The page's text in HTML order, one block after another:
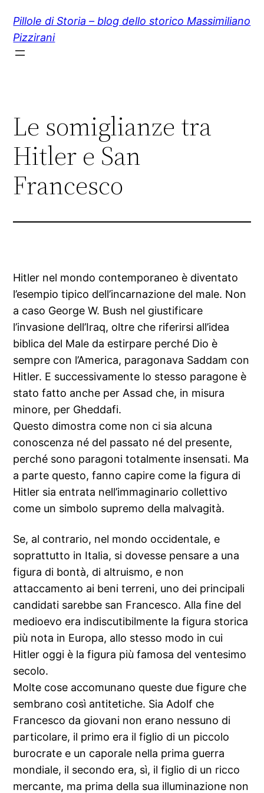
contenuto
Pillole di Storia – blog dello storico Massimiliano
Pizzirani
Le somiglianze tra
Hitler e San
Francesco
Hitler nel mondo contemporaneo è diventato
l’esempio tipico dell’incarnazione del male. Non
a caso George W. Bush nel giustificare
l’invasione dell’Iraq, oltre che riferirsi all’idea
biblica del Male da estirpare perché Dio è
sempre con l’America, paragonava Saddam con
Hitler. E successivamente lo stesso paragone è
stato fatto anche per Assad che, in misura
minore, per Gheddafi.
Questo dimostra come non ci sia alcuna
conoscenza né del passato né del presente,
perché sono paragoni totalmente insensati. Ma
a parte questo, fanno capire come la figura di
Hitler sia entrata nell’immaginario collettivo
come un simbolo supremo della malvagità.
Se, al contrario, nel mondo occidentale, e
soprattutto in Italia, si dovesse pensare a una
figura di bontà, di altruismo, e non
attaccamento ai beni terreni, uno dei principali
candidati sarebbe san Francesco. Alla fine del
medioevo era indiscutibilmente la figura storica
più nota in Europa, allo stesso modo in cui
Hitler oggi è la figura più famosa del ventesimo
secolo.
Molte cose accomunano queste due figure che
sembrano così antitetiche. Sia Adolf che
Francesco da giovani non erano nessuno di
particolare, il primo era il figlio di un piccolo
burocrate e un caporale nella prima guerra
mondiale, il secondo era, sì, il figlio di un ricco
mercante, ma prima della sua illuminazione non